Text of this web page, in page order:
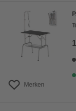
Merken